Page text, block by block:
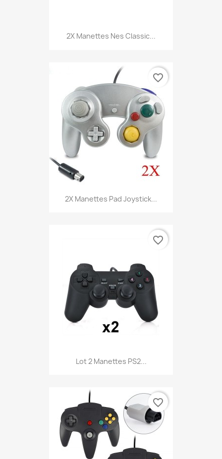
2X Manettes Nes Classic...
2X Manettes Pad Joystick...
favorite_border
Lot 2 Manettes PS2...
favorite_border
favorite_border